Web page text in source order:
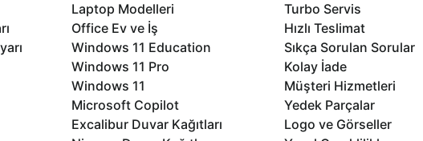
Laptop Modelleri
Office Ev ve İş
Windows 11 Education
Windows 11 Pro
Windows 11
Microsoft Copilot
Excalibur Duvar Kağıtları
Turbo Servis
Hızlı Teslimat
Sıkça Sorulan Sorular
Kolay İade
Müşteri Hizmetleri
Yedek Parçalar
Logo ve Görseller